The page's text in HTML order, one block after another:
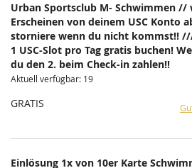
Urban Sportsclub M- Schwimmen //
Erscheinen von deinem USC Konto
storniere wenn du nicht kommst!!
1 USC-Slot pro Tag gratis buchen!
du den 2. beim Check-in zahlen!!
Aktuell verfügbar: 19
GRATIS
Einlösung 1x von 10er Karte